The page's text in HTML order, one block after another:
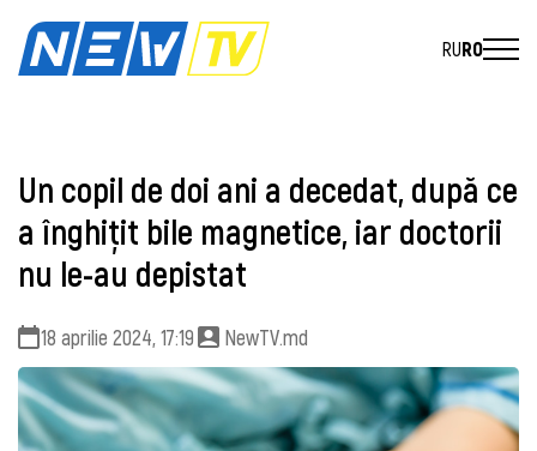
RURO
Un copil de doi ani a decedat, după ce
a înghițit bile magnetice, iar doctorii
nu le-au depistat
18 aprilie 2024, 17:19 NewTV.md